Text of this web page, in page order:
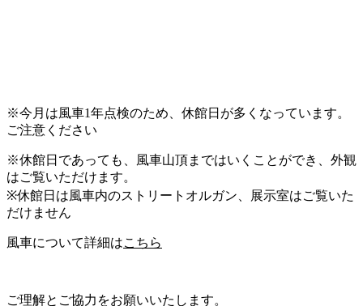
※今月は風車1年点検のため、休館日が多くなっています。
ご注意ください
※休館日であっても、風車山頂まではいくことができ、外観
はご覧いただけます。
※休館日は風車内のストリートオルガン、展示室はご覧いた
だけません
風車について詳細はこちら
ご理解とご協力をお願いいたします。